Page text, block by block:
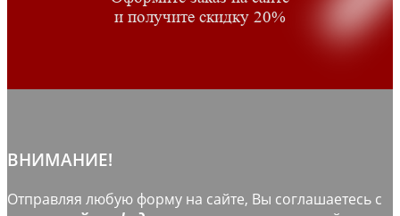
и получите скидку 20%
ВНИМАНИЕ!
Отправляя любую форму на сайте, Вы соглашаетесь с